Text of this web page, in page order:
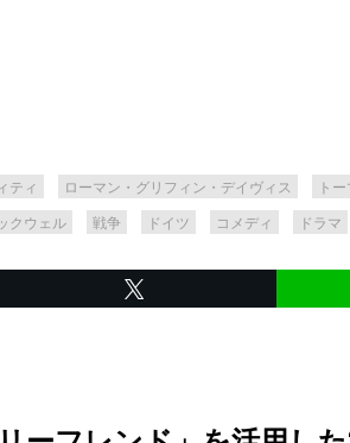
ティ ローマン・グリフィン・デイヴィス ト
クウェル 戦争 ドイツ コメディ ドラマ